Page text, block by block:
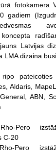
fotokamera
gadiem
koncepta
Latvijas
LMA dizaina
Aldaris,
ABN,
Pero
C-20
Pero